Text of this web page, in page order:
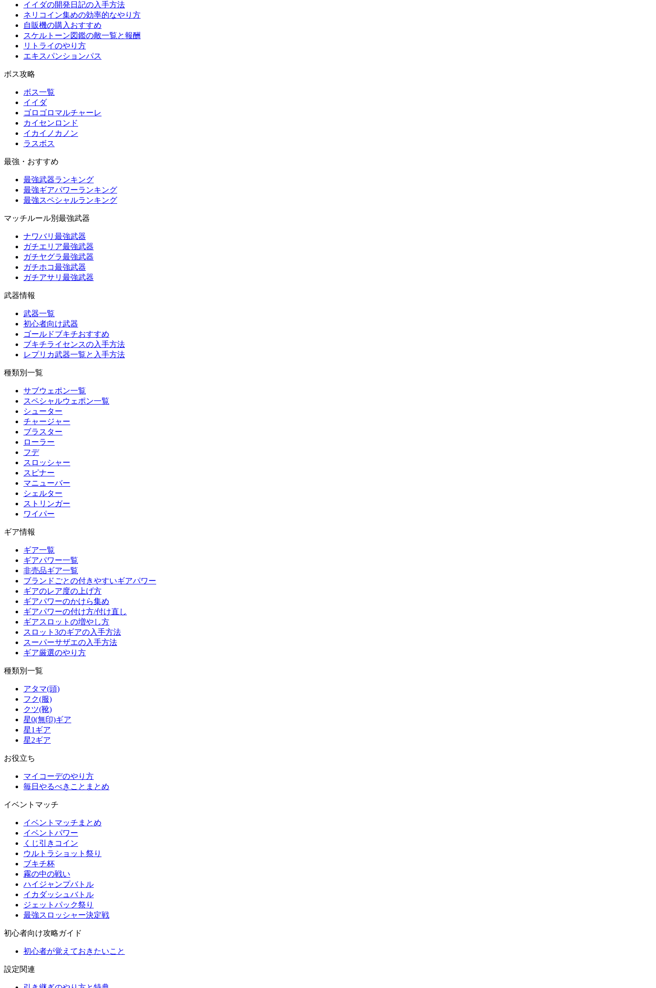
イイダの開発日記の入手方法
ネリコイン集めの効率的なやり方
自販機の購入おすすめ
スケルトーン図鑑の敵一覧と報酬
リトライのやり方
エキスパンションパス
ボス攻略
ボス一覧
イイダ
ゴロゴロマルチャーレ
カイセンロンド
イカイノカノン
ラスボス
最強・おすすめ
最強武器ランキング
最強ギアパワーランキング
最強スペシャルランキング
マッチルール別最強武器
ナワバリ最強武器
ガチエリア最強武器
ガチヤグラ最強武器
ガチホコ最強武器
ガチアサリ最強武器
武器情報
武器一覧
初心者向け武器
ゴールドブキチおすすめ
ブキチライセンスの入手方法
レプリカ武器一覧と入手方法
種類別一覧
サブウェポン一覧
スペシャルウェポン一覧
シューター
チャージャー
ブラスター
ローラー
フデ
スロッシャー
スピナー
マニューバー
シェルター
ストリンガー
ワイパー
ギア情報
ギア一覧
ギアパワー一覧
非売品ギア一覧
ブランドごとの付きやすいギアパワー
ギアのレア度の上げ方
ギアパワーのかけら集め
ギアパワーの付け方/付け直し
ギアスロットの増やし方
スロット3のギアの入手方法
スーパーサザエの入手方法
ギア厳選のやり方
種類別一覧
アタマ(頭)
フク(服)
クツ(靴)
星0(無印)ギア
星1ギア
星2ギア
お役立ち
マイコーデのやり方
毎日やるべきことまとめ
イベントマッチ
イベントマッチまとめ
イベントパワー
くじ引きコイン
ウルトラショット祭り
ブキチ杯
霧の中の戦い
ハイジャンプバトル
イカダッシュバトル
ジェットパック祭り
最強スロッシャー決定戦
初心者向け攻略ガイド
初心者が覚えておきたいこと
設定関連